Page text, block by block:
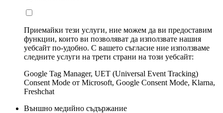
Приемайки тези услуги, ние можем да ви предоставим
функции, които ви позволяват да използвате нашия
уебсайт по-удобно. С вашето съгласие ние използваме
следните услуги на трети страни на този уебсайт:
Google Tag Manager, UET (Universal Event Tracking)
Consent Mode от Microsoft, Google Consent Mode, Klarna,
Freshchat
Външно медийно съдържание